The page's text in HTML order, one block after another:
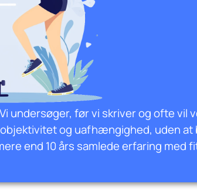
undersøger, før vi skriver og ofte vil
og uafhængighed, uden at
end 10 års samlede erfaring med